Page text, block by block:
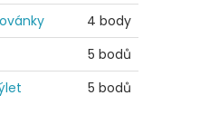
4 body
5 bodů
5 bodů